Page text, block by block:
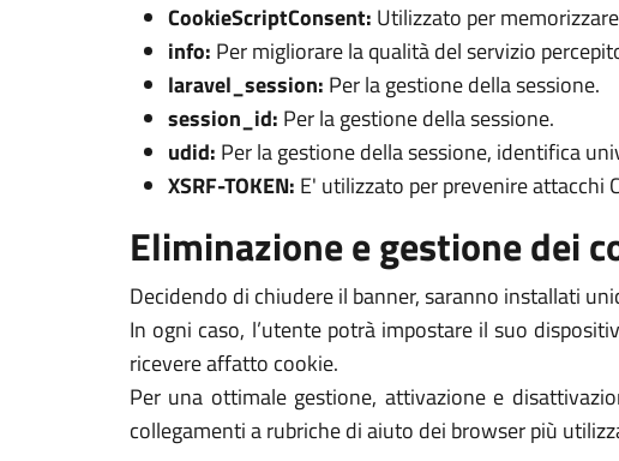
CookieScriptConsent: Utilizzato per
info: Per migliorare la qualità del servizio
laravel_session: Per la gestione della sessione.
session_id: Per la gestione della sessione.
udid: Per la gestione della sessione, identifica
XSRF-TOKEN: E' utilizzato per prevenire attacchi
Eliminazione e gestione dei
Decidendo di chiudere il banner, saranno installati
In ogni caso, l’utente potrà impostare il suo
ricevere affatto cookie.
Per una ottimale gestione, attivazione e
collegamenti a rubriche di aiuto dei browser più